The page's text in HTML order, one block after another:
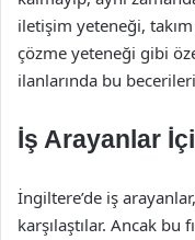
iletişim yeteneği,
çözme yeteneği gibi
ilanlarında bu
İş Arayanlar
İngiltere’de iş
karşılaştılar. Ancak bu